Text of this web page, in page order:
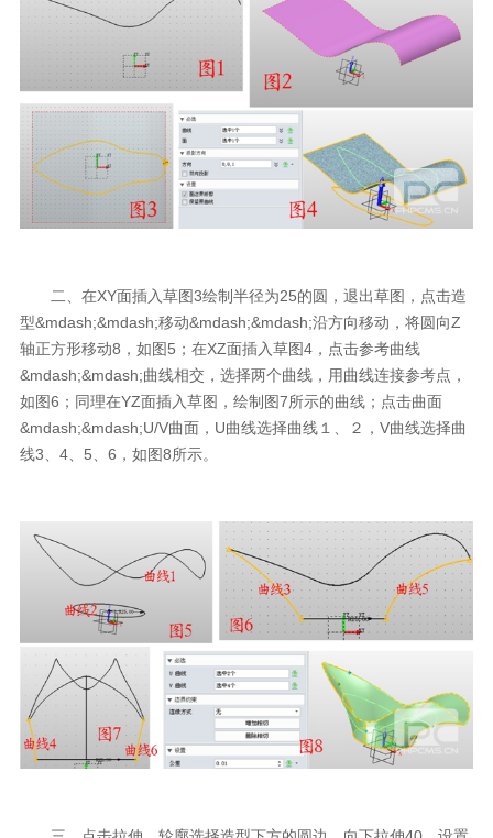
二、在XY面插入草图3绘制半径为25的圆，退出草图，点击造
型&mdash;&mdash;移动&mdash;&mdash;沿方向移动，将圆向Z
轴正方形移动8，如图5；在XZ面插入草图4，点击参考曲线
&mdash;&mdash;曲线相交，选择两个曲线，用曲线连接参考点，
如图6；同理在YZ面插入草图，绘制图7所示的曲线；点击曲面
&mdash;&mdash;U/V曲面，U曲线选择曲线１、２，V曲线选择曲
线3、4、5、6，如图8所示。